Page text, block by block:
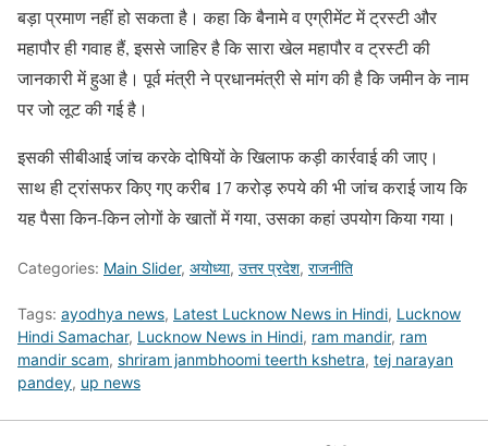
बड़ा प्रमाण नहीं हो सकता है। कहा कि बैनामे व एग्रीमेंट में ट्रस्टी और
महापौर ही गवाह हैं, इससे जाहिर है कि सारा खेल महापौर व ट्रस्टी की
जानकारी में हुआ है। पूर्व मंत्री ने प्रधानमंत्री से मांग की है कि जमीन के नाम
पर जो लूट की गई है।
इसकी सीबीआई जांच करके दोषियों के खिलाफ कड़ी कार्रवाई की जाए।
साथ ही ट्रांसफर किए गए करीब 17 करोड़ रुपये की भी जांच कराई जाय कि
यह पैसा किन-किन लोगों के खातों में गया, उसका कहां उपयोग किया गया।
Categories: Main Slider, अयोध्या, उत्तर प्रदेश, राजनीति
Tags: ayodhya news, Latest Lucknow News in Hindi, Lucknow
Hindi Samachar, Lucknow News in Hindi, ram mandir, ram
mandir scam, shriram janmbhoomi teerth kshetra, tej narayan
pandey, up news